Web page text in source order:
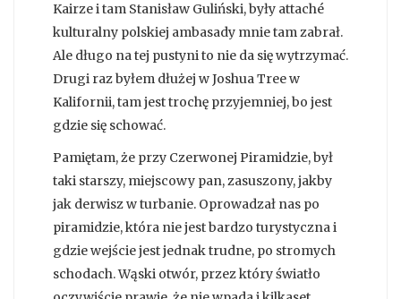
Kairze i tam Stanisław Guliński, były attaché
kulturalny polskiej ambasady mnie tam zabrał.
Ale długo na tej pustyni to nie da się wytrzymać.
Drugi raz byłem dłużej w Joshua Tree w
Kalifornii, tam jest trochę przyjemniej, bo jest
gdzie się schować.
Pamiętam, że przy Czerwonej Piramidzie, był
taki starszy, miejscowy pan, zasuszony, jakby
jak derwisz w turbanie. Oprowadzał nas po
piramidzie, która nie jest bardzo turystyczna i
gdzie wejście jest jednak trudne, po stromych
schodach. Wąski otwór, przez który światło